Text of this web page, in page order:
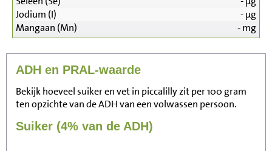
Jodium (I)
-µg
Mangaan (Mn)
-mg
ADH en PRAL-waarde
Bekijk hoeveel suiker en vet in piccalilly zit per 100 gram
ten opzichte van de ADH van een volwassen persoon.
Suiker (4% van de ADH)